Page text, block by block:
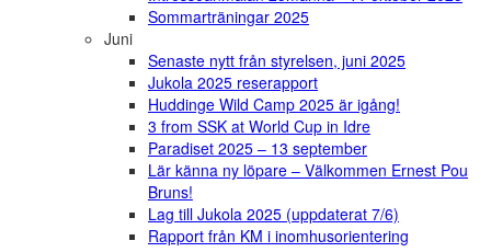
Sommarträningar 2025
Juni
Senaste nytt från styrelsen, juni 2025
Jukola 2025 reserapport
Huddinge Wild Camp 2025 är igång!
3 from SSK at World Cup in Idre
Paradiset 2025 – 13 september
Lär känna ny löpare – Välkommen Ernest Pou
Bruns!
Lag till Jukola 2025 (uppdaterat 7/6)
Rapport från KM i inomhusorientering